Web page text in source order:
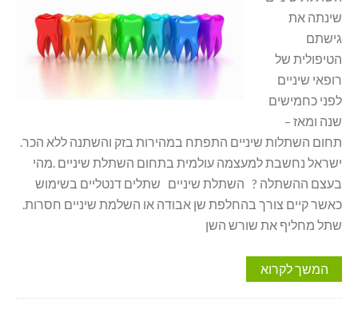
שינתה את
גישתם
הטיפולית של
רופאי שיניים
לפני כחמישים
שנה ומאז –
תחום השתלות שיניים התפתח במהירות בזק והשתנה ללא הכר.
ישראל נחשבת למעצמה עולמית בתחום השתלת שיניים .מהי
בעצם ההשתלה ? השתלת שיניים שתלים דנטליים בשימוש
כאשר קיים צורך בהחלפת שן אבודה או השלמת שיניים חסרות.
שתל מחליף את שורש השן
המשך לקרוא